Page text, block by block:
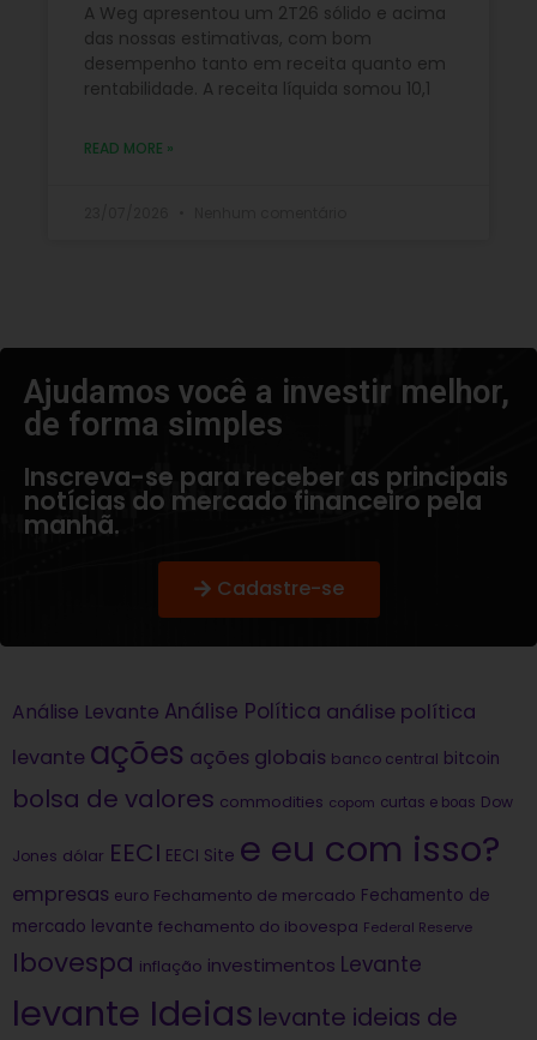
A Weg apresentou um 2T26 sólido e acima
das nossas estimativas, com bom
desempenho tanto em receita quanto em
rentabilidade. A receita líquida somou 10,1
READ MORE »
Ajudamos você a investir melhor,
de forma simples​
Inscreva-se para receber as principais
notícias do mercado financeiro pela
manhã.
Cadastre-se
Análise Levante Análise Política análise política
levante ações ações globais banco central bitcoin
bolsa de valores commodities copom curtas e boas Dow
Jones dólar EECI EECI Site e eu com isso?
empresas euro Fechamento de mercado Fechamento de
mercado levante fechamento do ibovespa Federal Reserve
Ibovespa inflação investimentos Levante
levante Ideias levante ideias de